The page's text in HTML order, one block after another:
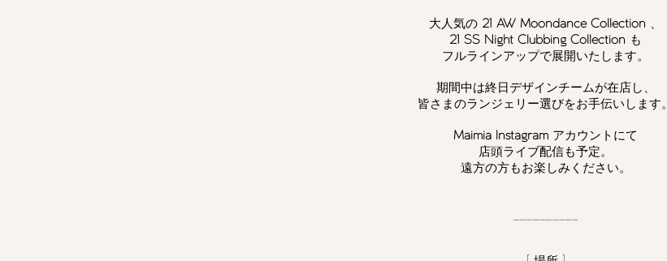
大人気の 21 AW Moondance Collection 、
21 SS Night Clubbing Collection も
フルラインアップで展開いたします。
期間中は終日デザインチームが在店し、
皆さまのランジェリー選びをお手伝いします。
Maimia Instagram アカウントにて
店頭ライブ配信も予定。
遠方の方もお楽しみください。